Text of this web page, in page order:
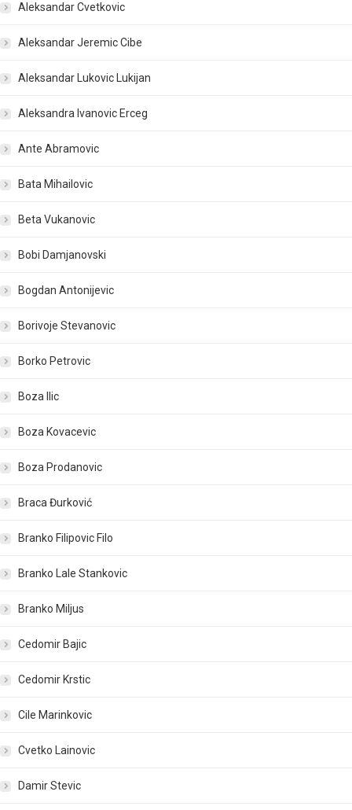
Aleksandar Cvetkovic
Aleksandar Jeremic Cibe
Aleksandar Lukovic Lukijan
Aleksandra Ivanovic Erceg
Ante Abramovic
Bata Mihailovic
Beta Vukanovic
Bobi Damjanovski
Bogdan Antonijevic
Borivoje Stevanovic
Borko Petrovic
Boza Ilic
Boza Kovacevic
Boza Prodanovic
Braca Đurković
Branko Filipovic Filo
Branko Lale Stankovic
Branko Miljus
Cedomir Bajic
Cedomir Krstic
Cile Marinkovic
Cvetko Lainovic
Damir Stevic